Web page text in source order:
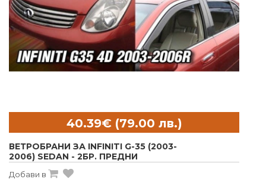
ВЕТРОБРАНИ ЗА INFINITI G-35 (2003-
2006) SEDAN - 2БР. ПРЕДНИ
Добави в